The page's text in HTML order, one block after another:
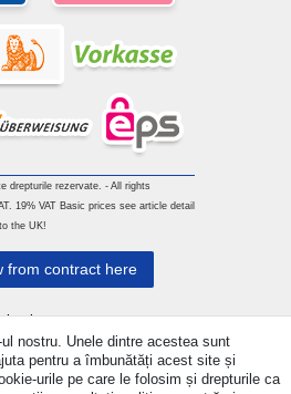
drepturile rezervate. - All rights
19% VAT Basic prices see article detail
the UK!
nostru. Unele dintre acestea sunt
pentru a îmbunătăți acest site și
urile pe care le folosim și drepturile ca
from contract here
lua legatura